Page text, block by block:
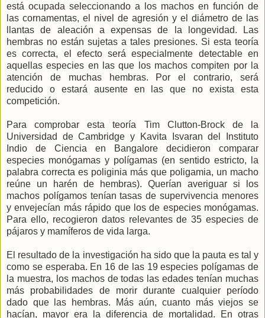
está ocupada seleccionando a los machos en función de
las cornamentas, el nivel de agresión y el diámetro de las
llantas de aleación a expensas de la longevidad. Las
hembras no están sujetas a tales presiones. Si esta teoría
es correcta, el efecto será especialmente detectable en
aquellas especies en las que los machos compiten por la
atención de muchas hembras. Por el contrario, será
reducido o estará ausente en las que no exista esta
competición.
Para comprobar esta teoría Tim Clutton-Brock de la
Universidad de Cambridge y Kavita Isvaran del Instituto
Indio de Ciencia en Bangalore decidieron comparar
especies monógamas y polígamas (en sentido estricto, la
palabra correcta es poliginia más que poligamia, un macho
reúne un harén de hembras). Querían averiguar si los
machos polígamos tenían tasas de supervivencia menores
y envejecían más rápido que los de especies monógamas.
Para ello, recogieron datos relevantes de 35 especies de
pájaros y mamíferos de vida larga.
El resultado de la investigación ha sido que la pauta es tal y
como se esperaba. En 16 de las 19 especies polígamas de
la muestra, los machos de todas las edades tenían muchas
más probabilidades de morir durante cualquier período
dado que las hembras. Más aún, cuanto más viejos se
hacían, mayor era la diferencia de mortalidad. En otras